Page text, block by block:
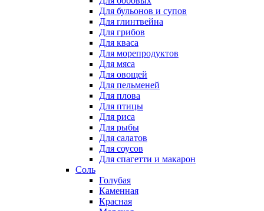
Для бульонов и супов
Для глинтвейна
Для грибов
Для кваса
Для морепродуктов
Для мяса
Для овощей
Для пельменей
Для плова
Для птицы
Для риса
Для рыбы
Для салатов
Для соусов
Для спагетти и макарон
Соль
Голубая
Каменная
Красная